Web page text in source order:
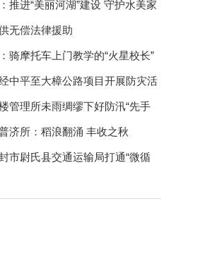
工作
推进“美丽河湖”建设 守护水美家
无偿法律援助
骑摩托车上门教学的“火星校长”
中平至大樟公路项目开展防灾活
管理所未雨绸缪下好防汛“先手
济所：稻浪翻涌 丰收之秋
市尉氏县交通运输局打通“微循